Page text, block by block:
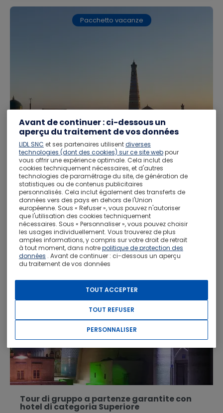
Pacchetto vacanze
Classico Uzbekistan
Visita:Urgench |Khiva |Bukhara |Samarcanda |Tashkent
Daagosto 2026Adicembre 2027
7notti 1 Tour
4 Alloggi
Da
1.066 €
a persona
Vedi i dettagli
Tour di gruppo a partenze garantite con
hotel di categoria Superiore
Avant de continuer : ci-dessous un
aperçu du traitement de vos données
LIDL SNC et ses partenaires utilisentdiverses
technologies (dont des cookies) sur ce site webpour
vous offrir une expérience optimale. Cela inclut des
cookies techniquement nécessaires, et d'autres
technologies de paramétrage du site, de génération de
statistiques ou de contenus publicitaires
personnalisés. Cela inclut également des transferts de
données vers des pays en dehors de l'Union
européenne. Sous « Refuser », vous pouvez n'autoriser
que l'utilisation des cookies techniquement
nécessaires. Sous « Personnaliser », vous pouvez choisir
les usages individuellement. Vous trouverez de plus
amples informations, y compris sur votre droit de retrait
à tout moment, dans notrepolitique de protection des
données . Avant de continuer : ci-dessous un aperçu
du traitement de vos données
TOUT ACCEPTER
TOUT REFUSER
PERSONNALISER